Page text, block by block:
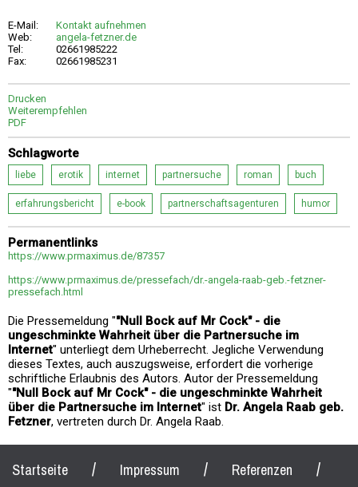
E-Mail:
Kontakt aufnehmen
Web:
angela-fetzner.de
Tel:
02661985222
Fax:
02661985231
Drucken
Weiterempfehlen
PDF
Schlagworte
liebe erotik internet partnersuche roman buch
erfahrungsbericht e-book partnerschaftsagenturen humor
Permanentlinks
https://www.prmaximus.de/87357
https://www.prmaximus.de/pressefach/dr.-angela-raab-geb.-fetzner-
pressefach.html
Die Pressemeldung ""Null Bock auf Mr Cock" - die
ungeschminkte Wahrheit über die Partnersuche im
Internet" unterliegt dem Urheberrecht. Jegliche Verwendung
dieses Textes, auch auszugsweise, erfordert die vorherige
schriftliche Erlaubnis des Autors. Autor der Pressemeldung
""Null Bock auf Mr Cock" - die ungeschminkte Wahrheit
über die Partnersuche im Internet" ist Dr. Angela Raab geb.
Fetzner, vertreten durch Dr. Angela Raab.
Startseite / Impressum / Referenzen /